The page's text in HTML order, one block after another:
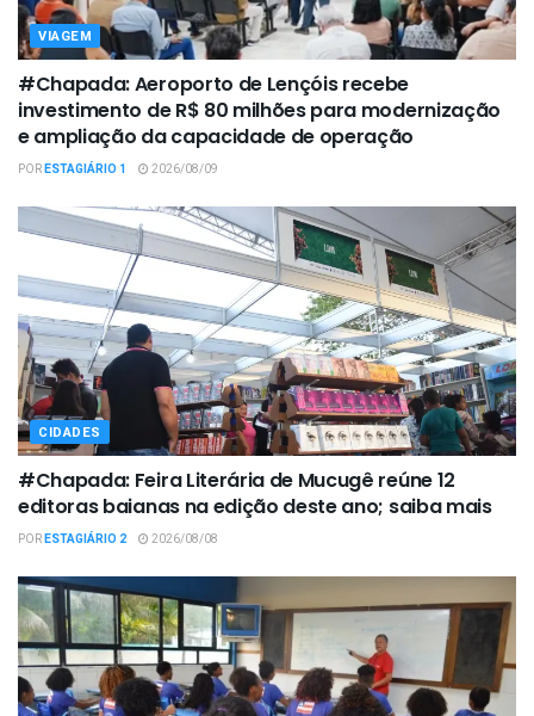
VIAGEM
#Chapada: Aeroporto de Lençóis recebe
investimento de R$ 80 milhões para modernização
e ampliação da capacidade de operação
PORESTAGIÁRIO 1 2026/08/09
CIDADES
#Chapada: Feira Literária de Mucugê reúne 12
editoras baianas na edição deste ano; saiba mais
PORESTAGIÁRIO 2 2026/08/08